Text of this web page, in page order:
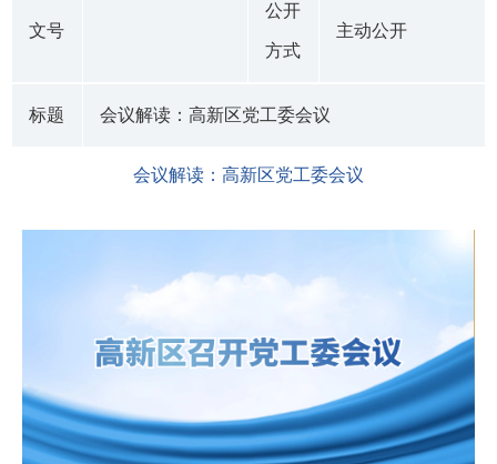
文号
公开
方式
主动公开
标题 会议解读：高新区党工委会议
会议解读：高新区党工委会议